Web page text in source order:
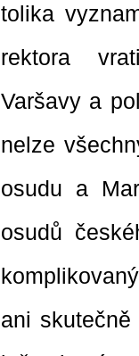
tolika
rektora
Varšavy a
nelze
osudu a
osudů
ani skutečně